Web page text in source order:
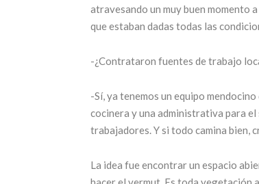
atravesando un muy buen momento
que estaban dadas todas las
-¿Contrataron fuentes de trabajo
-Sí, ya tenemos un equipo
cocinera y una administrativa para
trabajadores. Y si todo camina bien,
La idea fue encontrar un espacio